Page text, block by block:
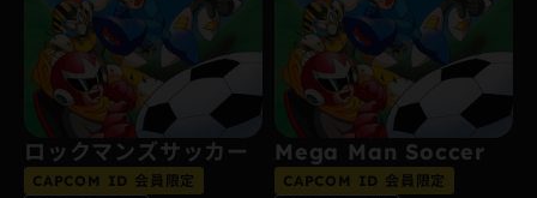
ロックマンズサッカー
CAPCOM ID 会員限定
Mega Man Soccer
CAPCOM ID 会員限定